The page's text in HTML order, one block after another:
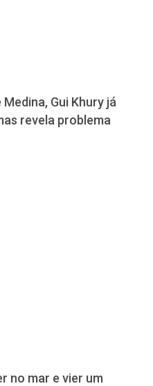
Gui Khury já
revela problema
no mar e vier um